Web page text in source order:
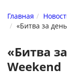
Главная
«Битва за
«Битва
Weekend